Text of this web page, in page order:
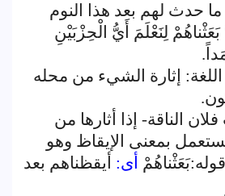
ما حدث لهم بعد هذا النوم
لِنَعْلَمَ أَيُّ الْحِزْبَيْنِ
إثارة الشيء من محله
الناقة- إذا أثارها من
بمعنى الإيقاظ وهو
أى: أيقظناهم بعد